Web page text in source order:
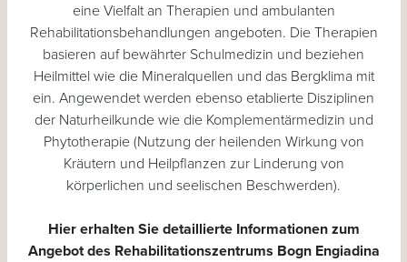
eine Vielfalt an Therapien und ambulanten
Rehabilitationsbehandlungen angeboten. Die Therapien
basieren auf bewährter Schulmedizin und beziehen
Heilmittel wie die Mineralquellen und das Bergklima mit
ein. Angewendet werden ebenso etablierte Disziplinen
der Naturheilkunde wie die Komplementärmedizin und
Phytotherapie (Nutzung der heilenden Wirkung von
Kräutern und Heilpflanzen zur Linderung von
körperlichen und seelischen Beschwerden).
Hier erhalten Sie detaillierte Informationen zum
Angebot des Rehabilitationszentrums Bogn Engiadina